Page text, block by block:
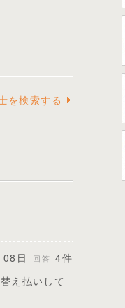
を検索する
日 回答 4件
え払いして